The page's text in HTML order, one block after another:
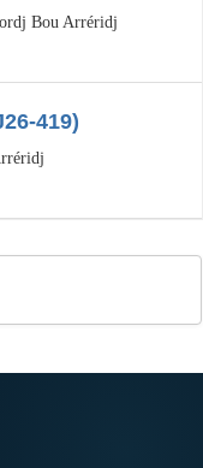
Bou Arréridj
419)